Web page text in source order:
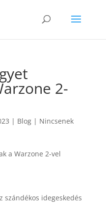
2-
| Blog| Nincsenek
szándékos idegeskedés